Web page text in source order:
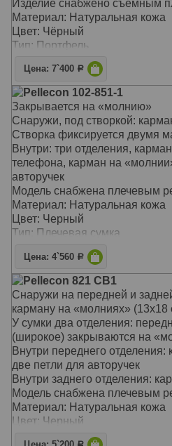
Изделие снабжено съёмным
Материал: Натуральная кожа
Цвет: Чёрный
Тип: Портфель
Размер: 40х29х9,5 см
Цена: 7`400 Р
Pellecon 102-851-1
Закрывается на «молнию»
Снаружи, под створкой:
Створка фиксируется двумя
Внутри: три отделения,
телефона, карман на
авторучек
Модель снабжена плечевым
Материал: Натуральная кожа
Цвет: Черный
Тип: Плечевая сумка
Размер: 22х26х5 см
Цена: 4`560 Р
Pellecon 821 СВ1
Снаружи на передней и
карману на «молниях» (13х18
У сумки два отделения:
(широкое) закрываются на
Внутри переднего
две петли для авторучек
Внутри заднего отделения:
Модель снабжена плечевым
Материал: Натуральная кожа
Цвет: Черный
Тип: Плечевая сумка
Р